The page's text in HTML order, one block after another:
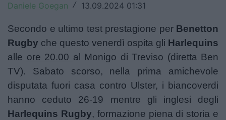
World Rugby
Rugby World Cup
Super Rugby
Rugby in TV
Daniele Goegan / 13.09.2024 01:31
Secondo e ultimo test prestagione per Benetton
Rugby che questo venerdì ospita gli Harlequins
alle ore 20.00 al Monigo di Treviso (diretta Ben
TV). Sabato scorso, nella prima amichevole
disputata fuori casa contro Ulster, i biancoverdi
hanno ceduto 26-19 mentre gli inglesi degli
Harlequins Rugby, formazione piena di storia e